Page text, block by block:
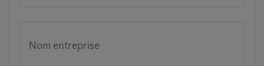
Nom entreprise